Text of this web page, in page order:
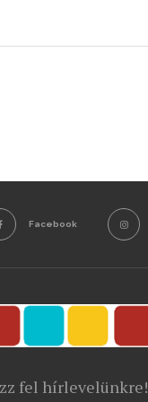
Facebook
fel hírlevelünkre!